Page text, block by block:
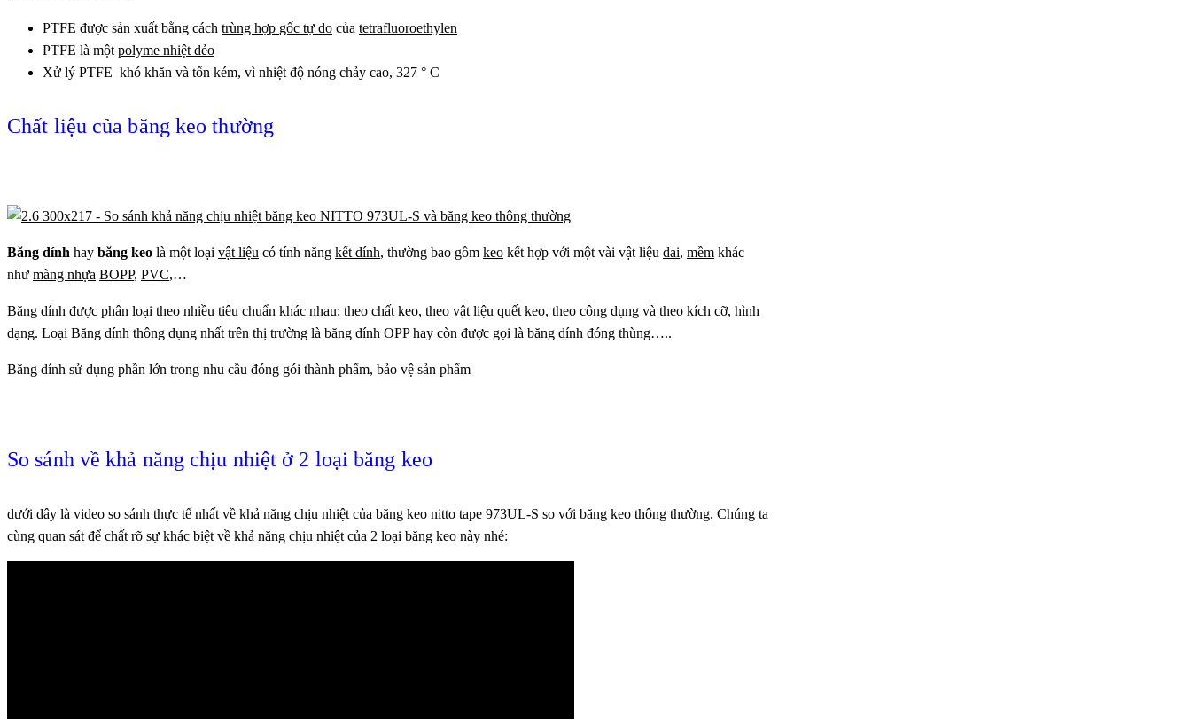
PTFE được sản xuất bằng cách trùng hợp gốc tự do của tetrafluoroethylen
PTFE là một polyme nhiệt dẻo
Xử lý PTFE khó khăn và tốn kém, vì nhiệt độ nóng chảy cao, 327 ° C
Chất liệu của băng keo thường
Băng dính hay băng keo là một loại vật liệu có tính năng kết dính, thường bao gồm keo kết hợp với một vài vật liệu dai, mềm khác
như màng nhựa BOPP, PVC,…
Băng dính được phân loại theo nhiều tiêu chuẩn khác nhau: theo chất keo, theo vật liệu quết keo, theo công dụng và theo kích cỡ, hình
dạng. Loại Băng dính thông dụng nhất trên thị trường là băng dính OPP hay còn được gọi là băng dính đóng thùng…..
Băng dính sử dụng phần lớn trong nhu cầu đóng gói thành phẩm, bảo vệ sản phẩm
So sánh về khả năng chịu nhiệt ở 2 loại băng keo
dưới dây là video so sánh thực tế nhất về khả năng chịu nhiệt của băng keo nitto tape 973UL-S so với băng keo thông thường. Chúng ta
cùng quan sát để chất rõ sự khác biệt về khả năng chịu nhiệt của 2 loại băng keo này nhé: